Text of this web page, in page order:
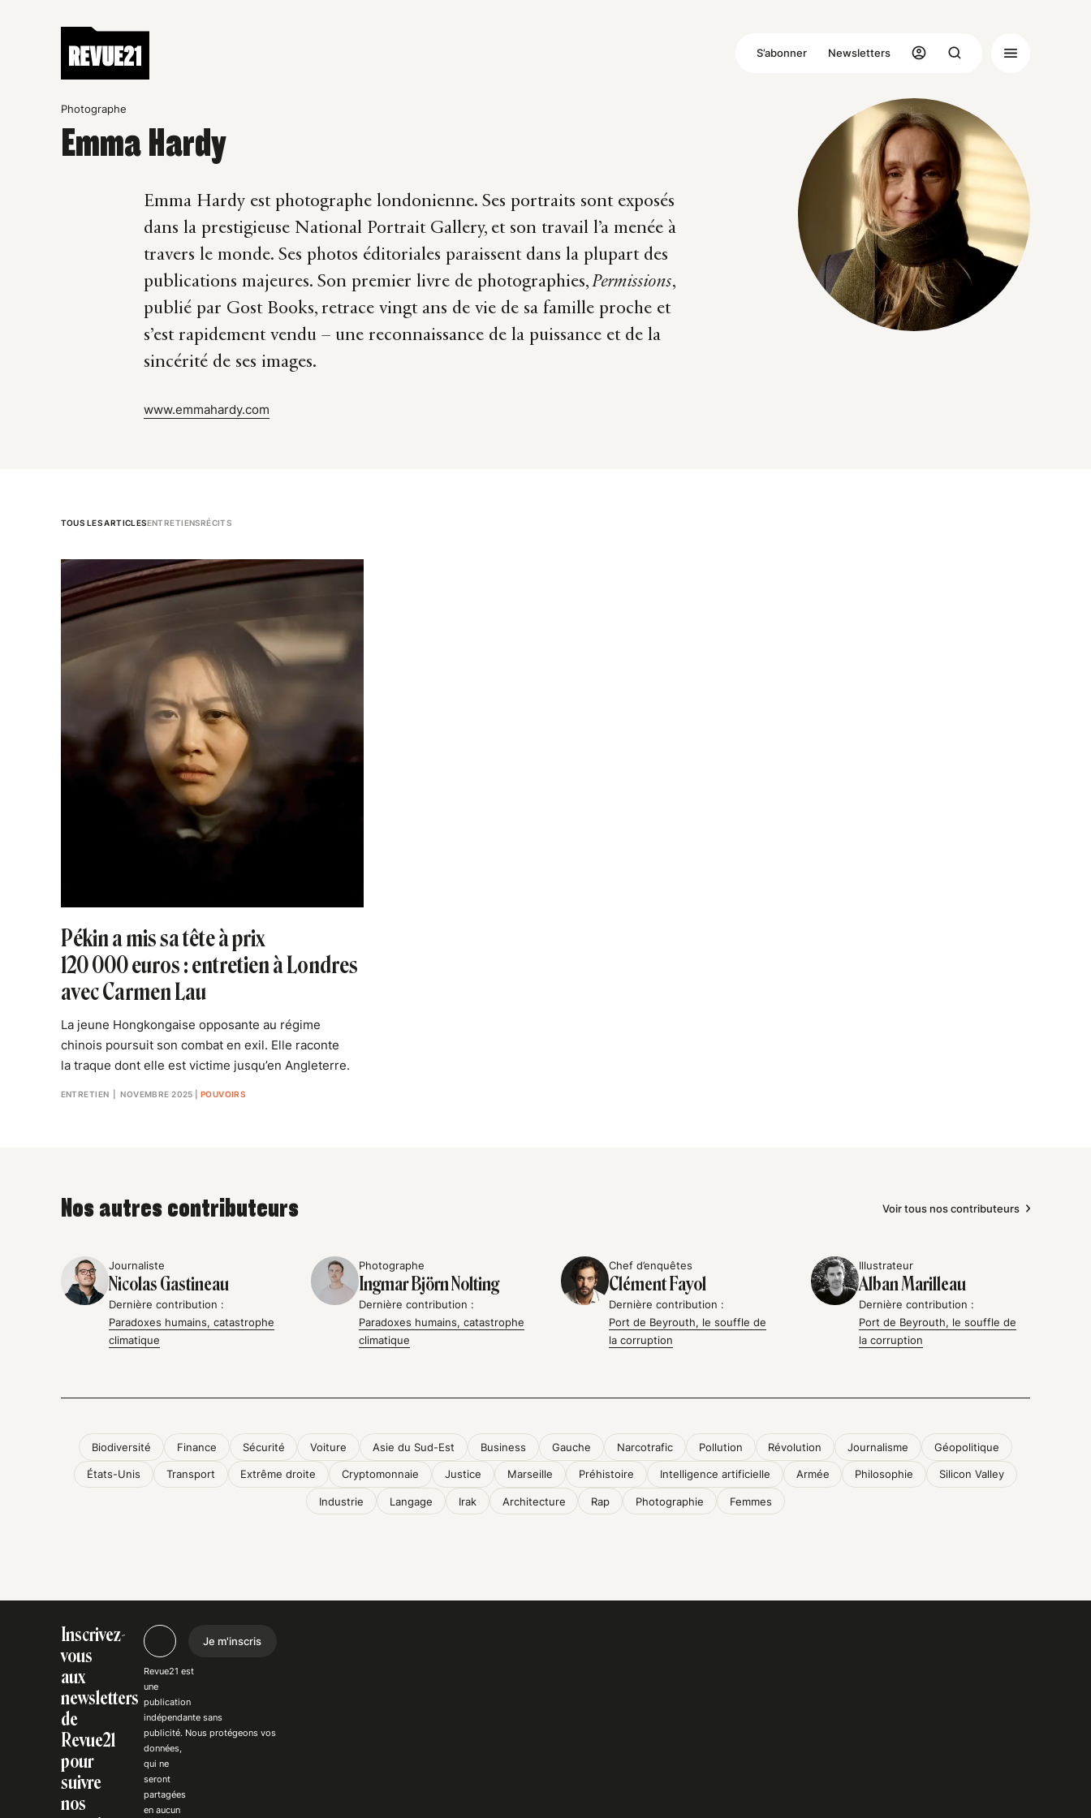
S’abonner Newsletters
Photographe
Emma Hardy
Emma Hardy est photographe londonienne. Ses portraits sont exposés
dans la prestigieuse National Portrait Gallery, et son travail l’a menée à
travers le monde. Ses photos éditoriales paraissent dans la plupart des
publications majeures. Son premier livre de photographies,Permissions,
publié par GostBooks, retrace vingt ans de vie de sa famille proche et
s’est rapidement vendu – une reconnaissance de la puissance et de la
sincérité de ses images.
www.emmahardy.com
TOUS LES ARTICLESENTRETIENSRÉCITS
Pékin a mis sa tête à prix
120 000 euros : entretien à Londres
avec Carmen Lau
La jeune Hongkongaise opposante au régime
chinois poursuit son combat en exil. Elle raconte
la traque dont elle est victime jusqu’en Angleterre.
ENTRETIEN | NOVEMBRE 2025 POUVOIRS
Nos autres contributeurs Voir tous nos contributeurs
Journaliste
Nicolas Gastineau
Dernière contribution :
Paradoxes humains, catastrophe
climatique
Photographe
Ingmar Björn Nolting
Dernière contribution :
Paradoxes humains, catastrophe
climatique
Chef d’enquêtes
Clément Fayol
Dernière contribution :
Port de Beyrouth, le souffle de
la corruption
Illustrateur
Alban Marilleau
Dernière contribution :
Port de Beyrouth, le souffle de
la corruption
Biodiversité Finance Sécurité Voiture Asie du Sud-Est Business Gauche Narcotrafic Pollution Révolution Journalisme Géopolitique
États-Unis Transport Extrême droite Cryptomonnaie Justice Marseille Préhistoire Intelligence artificielle Armée Philosophie Silicon Valley
Industrie Langage Irak Architecture Rap Photographie Femmes
Inscrivez-
vous
aux
newsletters
de
Revue21
pour
suivre
nos
Je m'inscris
Revue21 est
une
publication
indépendantesans
publicité. Nousprotégeons vos
données,
qui ne
seront
partagées
en aucun